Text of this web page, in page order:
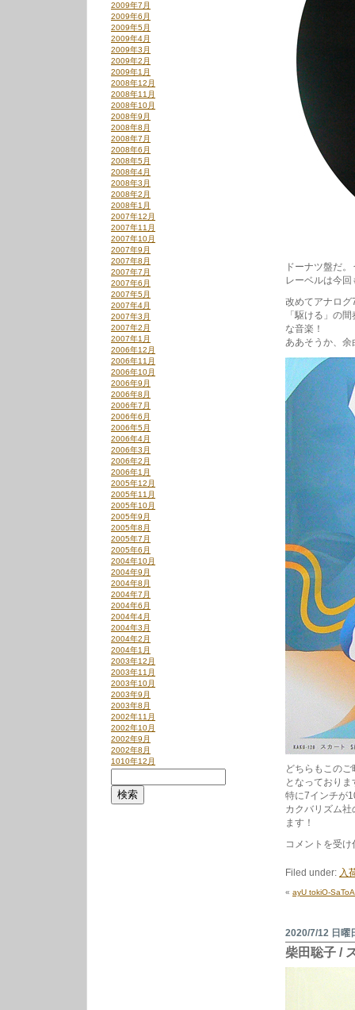
ドーナツ盤だ
レーベルは今
改めてアナロ
「駆ける」の
な音楽！
ああそうか、余
どちらもこの
となっておりま
特に7インチが
カクバリズム
ます！
ス
ト
ラ
イ
ト
コメントを受
Filed under: 入
« ayU tokiO-
2020/7/12 日曜
柴田聡子 /
2009年7月
2009年6月
2009年5月
2009年4月
2009年3月
2009年2月
2009年1月
2008年12月
2008年11月
2008年10月
2008年9月
2008年8月
2008年7月
2008年6月
2008年5月
2008年4月
2008年3月
2008年2月
2008年1月
2007年12月
2007年11月
2007年10月
2007年9月
2007年8月
2007年7月
2007年6月
2007年5月
2007年4月
2007年3月
2007年2月
2007年1月
2006年12月
2006年11月
2006年10月
2006年9月
2006年8月
2006年7月
2006年6月
2006年5月
2006年4月
2006年3月
2006年2月
2006年1月
2005年12月
2005年11月
2005年10月
2005年9月
2005年8月
2005年7月
2005年6月
2004年10月
2004年9月
2004年8月
2004年7月
2004年6月
2004年4月
2004年3月
2004年2月
2004年1月
2003年12月
2003年11月
2003年10月
2003年9月
2003年8月
2002年11月
2002年10月
2002年9月
2002年8月
1010年12月